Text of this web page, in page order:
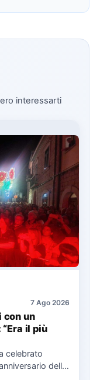
interessarti
7 Ago 2026
con un
il più
celebrato
della